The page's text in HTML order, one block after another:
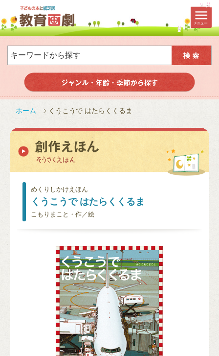
ホーム くうこうで はたらくくるま
めくりしかけえほん
くうこうで はたらくくるま
こもりまこと・作／絵